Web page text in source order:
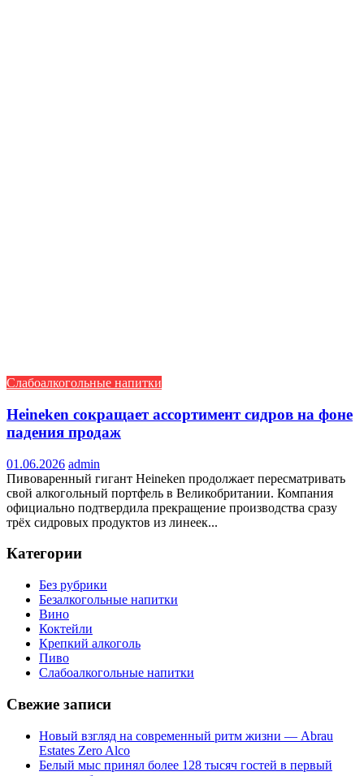
Слабоалкогольные напитки
Heineken сокращает ассортимент сидров на фоне
падения продаж
01.06.2026 admin
Пивоваренный гигант Heineken продолжает пересматривать
свой алкогольный портфель в Великобритании. Компания
официально подтвердила прекращение производства сразу
трёх сидровых продуктов из линеек...
Категории
Без рубрики
Безалкогольные напитки
Вино
Коктейли
Крепкий алкоголь
Пиво
Слабоалкогольные напитки
Свежие записи
Новый взгляд на современный ритм жизни — Abrau
Estates Zero Alco
Белый мыс принял более 128 тысяч гостей в первый